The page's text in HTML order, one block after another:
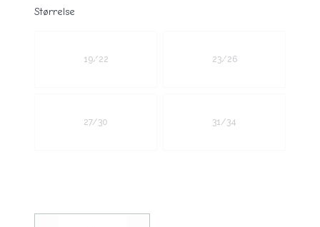
Størrelse
19/22 23/26
27/30 31/34